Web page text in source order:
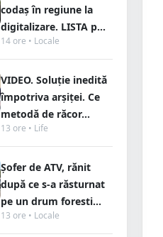
codaș în regiune la
digitalizare. LISTA p...
14 ore • Locale
VIDEO. Soluție inedită
împotriva arșiței. Ce
metodă de răcor...
13 ore • Life
Șofer de ATV, rănit
după ce s-a răsturnat
pe un drum foresti...
13 ore • Locale